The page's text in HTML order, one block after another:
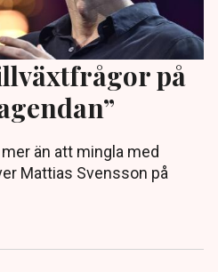
på
än att mingla med
Mattias Svensson på